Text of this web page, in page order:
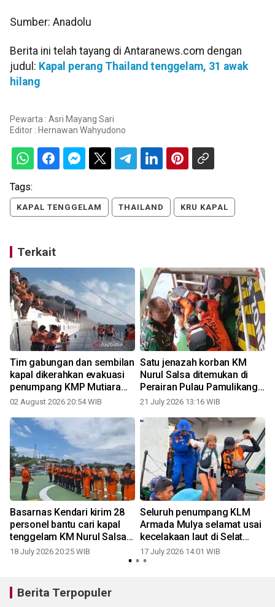
Sumber: Anadolu
Berita ini telah tayang di Antaranews.com dengan
judul: Kapal perang Thailand tenggelam, 31 awak
hilang
Pewarta : Asri Mayang Sari
Editor : Hernawan Wahyudono
Tags:
KAPAL TENGGELAM THAILAND KRU KAPAL
Terkait
Tim gabungan dan sembilan
kapal dikerahkan evakuasi
penumpang KMP Mutiara
Sentosa 2
02 August 2026 20:54 WIB
Satu jenazah korban KM
Nurul Salsa ditemukan di
Perairan Pulau Pamulikang
Pangkep
21 July 2026 13:16 WIB
Basarnas Kendari kirim 28
personel bantu cari kapal
tenggelam KM Nurul Salsa
di Selayar
18 July 2026 20:25 WIB
Seluruh penumpang KLM
Armada Mulya selamat usai
kecelakaan laut di Selat
Sanggar NTB
17 July 2026 14:01 WIB
Berita Terpopuler